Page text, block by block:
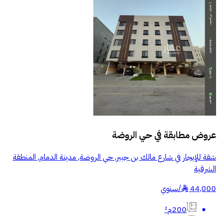
عروض مطابقة فيحي الروضة
شقة للإيجار في شارع مالك بن جبير, حي الروضة, مدينة الدمام, المنطقة
الشرقية
44,000
§
/سنوي
200م²